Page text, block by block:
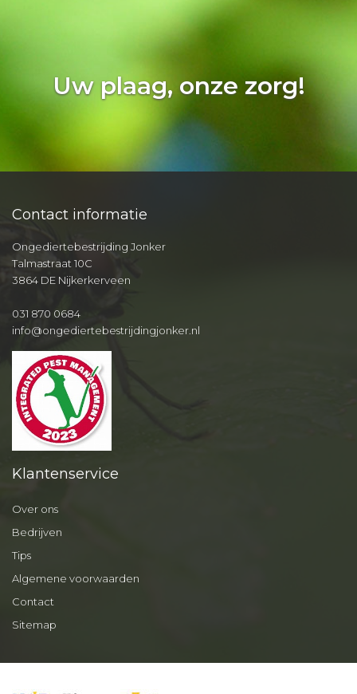
Uw plaag, onze zorg!
Contact informatie
Ongediertebestrijding Jonker
Talmastraat 10C
3864 DE Nijkerkerveen
031 870 0684
info@ongediertebestrijdingjonker.nl
Klantenservice
Over ons
Bedrijven
Tips
Algemene voorwaarden
Contact
Sitemap